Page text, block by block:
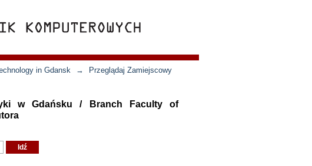
in Gdansk →
Przeglądaj Zamiejscowy
w Gdańsku / Branch Faculty of